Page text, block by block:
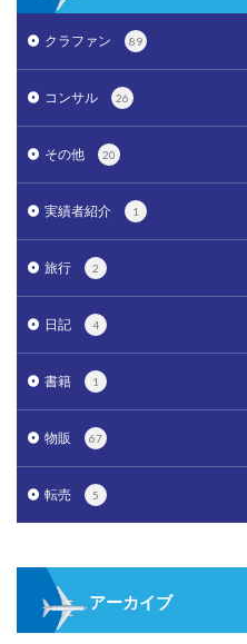
クラファン 89
コンサル 26
その他 20
実績者紹介 1
旅行 2
日記 4
書籍 1
物販 67
転売 5
アーカイブ